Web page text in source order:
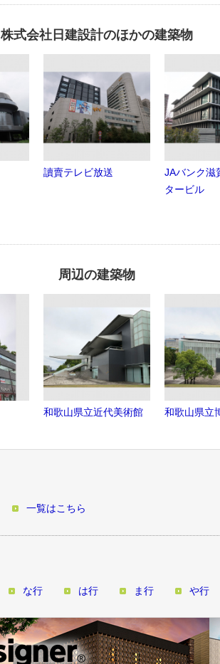
株式会社日建設計のほかの建築物
讀賣テレビ放送
JAバンク滋
タービル
周辺の建築物
和歌山県立近代美術館 和歌山県立
一覧はこちら
な行 は行 ま行 や行